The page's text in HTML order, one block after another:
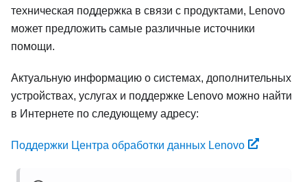
техническая поддержка в связи с продуктами, Lenovo
может предложить самые различные источники
помощи.
Актуальную информацию о системах, дополнительных
устройствах, услугах и поддержке Lenovo можно найти
в Интернете по следующему адресу:
Поддержки Центра обработки данных Lenovo